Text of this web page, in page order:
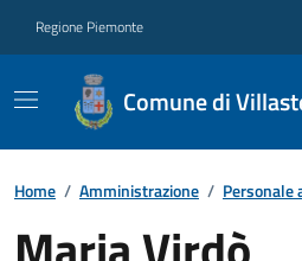
Regione Piemonte
Comune di
Home / Amministrazione /